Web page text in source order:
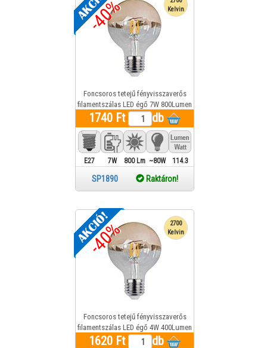
-40%
Kelvin
Foncsoros tetejű fényvisszaverős
filamentszálas LED égő 7W 800Lumen
melegfehér (earany)
1740 Ft db
E27 7W 800 Lm ~80W 114.3
SP1890 Raktáron!
-40%
2700
Kelvin
Foncsoros tetejű fényvisszaverős
filamentszálas LED égő 4W 400Lumen
melegfehér (arany)
1620 Ft db